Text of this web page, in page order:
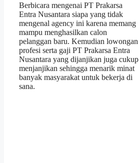
Berbicara mengenai PT Prakarsa
Entra Nusantara siapa yang tidak
mengenal agency ini karena memang
mampu menghasilkan calon
pelanggan baru. Kemudian lowongan
profesi serta gaji PT Prakarsa Entra
Nusantara yang dijanjikan juga cukup
menjanjikan sehingga menarik minat
banyak masyarakat untuk bekerja di
sana.